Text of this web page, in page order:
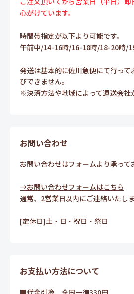
心がけています。
時間帯指定が以下より可能です。
午前中/14-16時/16-18時/18-20時/
発送は基本的に佐川急便にて行って
びできません。
※決済方法や地域によって運送会社
お問い合わせ
お問い合わせはフォームより承って
→お問い合わせフォームはこちら
通常、2営業日以内にご連絡いたしま
[定休日]土・日・祝日・祭日
お支払い方法について